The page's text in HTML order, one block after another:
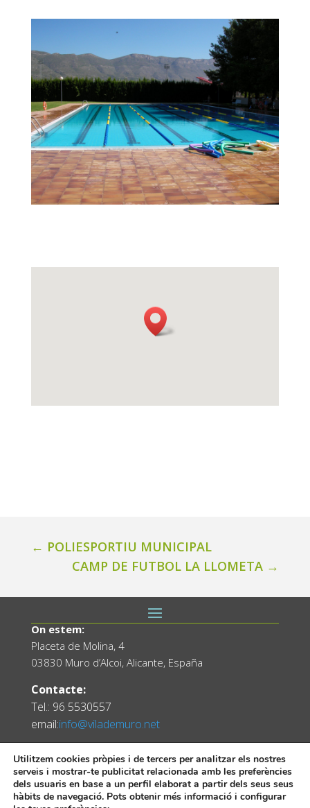
← POLIESPORTIU MUNICIPAL
CAMP DE FUTBOL LA LLOMETA →
On estem:
Placeta de Molina, 4
03830 Muro d’Alcoi, Alicante, España
Contacte:
Tel.: 96 5530557
email:info@vilademuro.net
Utilitzem cookies pròpies i de tercers per analitzar els nostres
serveis i mostrar-te publicitat relacionada amb les preferències
dels usuaris en base a un perfil elaborat a partir dels seus seus
hàbits de navegació. Pots obtenir més informació i configurar